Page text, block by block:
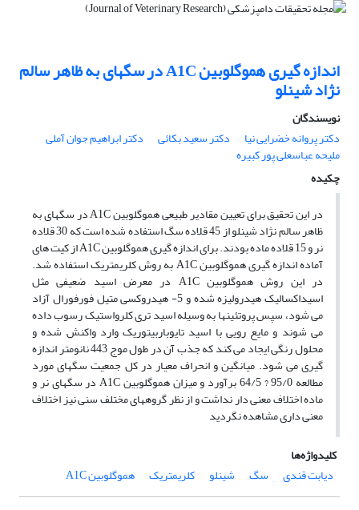
اندازه گیری هموگلوبین A1C در سگهای به ظاهر سالم
نژاد شینلو
نویسندگان
دکتر پروانه خضرایی نیا
دکتر سعید بکائی دکتر ابراهیم جوان آملی
ملیحه عباسعلی پور کبیره
چکیده
در این تحقیق برای تعیین مقادیر طبیعی هموگلوبین A1C در سگهای به
ظاهر سالم نژاد شینلو از 45 قلاده سگ استفاده شده است که 30 قلاده
نر و 15 قلاده ماده بودند. برای اندازه گیری هموگلوبین A1C از کیت های
آماده اندازه گیری هموگلوبین A1C به روش کلریمتریک استفاده شد.
در این روش هموگلوبین A1C در معرض اسید ضعیفی مثل
اسیداکسالیک هیدرولیزه شده و 5- هیدروکسی متیل فورفورال آزاد
می شود، سپس پروتئینها به وسیله اسید تری کلرواستیک رسوب داده
می شوند و مایع رویی با اسید تایوباربیتوریک وارد واکنش شده و
محلول رنگی ایجاد می کند که جذب آن در طول موج 443 نانومتر اندازه
گیری می شود. میانگین و انحراف معیار در کل جمعیت سگهای مورد
مطالعه 95/0 ? 64/5 برآورد و میزان هموگلوبین A1C در سگهای نر و
ماده اختلاف معنی دار نداشت و از نظر گروههای مختلف سنی نیز اختلاف
معنی داری مشاهده نگردید
کلیدواژه‌ها
دیابت قندی
سگ شینلو کلریمتریک هموگلوبین A1C